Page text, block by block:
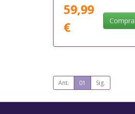
59,99
€
Ant. 01 Sig.